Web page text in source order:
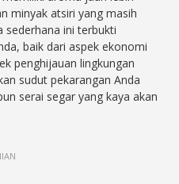
minyak atsiri yang masih
sederhana ini terbukti
baik dari aspek ekonomi
penghijauan lingkungan
sudut pekarangan Anda
serai segar yang kaya akan